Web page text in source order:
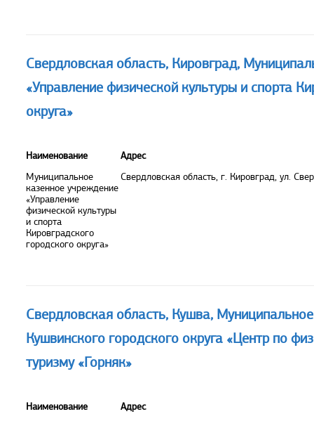
Свердловская область, Кировград,
«Управление физической культуры и спорта
округа»
Наименование
Муниципальное
казенное учреждение
«Управление
физической культуры
и спорта
Кировградского
городского округа»
Адрес
Свердловская область, г. Кировград, ул.
Свердловская область, Кушва,
Кушвинского городского округа «Центр по
туризму «Горняк»
Наименование
Адрес